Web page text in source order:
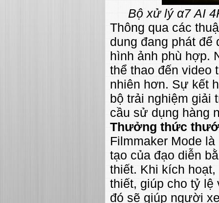
Bộ xử lý α7 AI
Thông qua các
dung đang phát để
hình ảnh phù hợp.
thể thao đến video
nhiên hơn. Sự kết
bộ trải nghiệm giải
cầu sử dụng hàng
Thưởng thức
Filmmaker Mode
tạo của đạo diễn
thiết. Khi kích
thiết, giúp cho tỷ
đó sẽ giúp người